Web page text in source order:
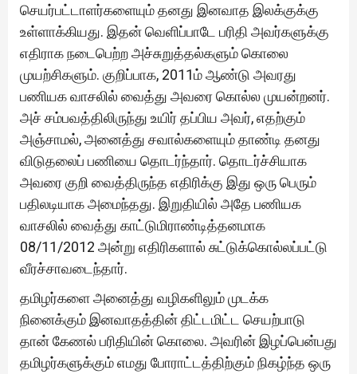
செயர்பட்டாளர்களையும் தனது இனவாத இலக்குக்கு
உள்ளாக்கியது. இதன் வெளிப்பாடே பரிதி அவர்களுக்கு
எதிராக நடைபெற்ற அச்சுறுத்தல்களும் கொலை
முயற்சிகளும். குறிப்பாக, 2011ம் ஆண்டு அவரது
பணியக வாசலில் வைத்து அவரை கொல்ல முயன்றனர்.
அச் சம்பவத்திலிருந்து உயிர் தப்பிய அவர், எதற்கும்
அஞ்சாமல், அனைத்து சவால்களையும் தாண்டி தனது
விடுதலைப் பணியை தொடர்ந்தார். தொடர்ச்சியாக
அவரை குறி வைத்திருந்த எதிரிக்கு இது ஒரு பெரும்
பதிலடியாக அமைந்தது. இறுதியில் அதே பணியக
வாசலில் வைத்து காட்டுமிராண்டித்தனமாக
08/11/2012 அன்று எதிரிகளால் சுட்டுக்கொல்லப்பட்டு
வீரச்சாவடைந்தார்.
தமிழர்களை அனைத்து வழிகளிலும் முடக்க
நினைக்கும் இனவாதத்தின் திட்டமிட்ட செயற்பாடு
தான் கேணல் பரிதியின் கொலை. அவரின் இழப்பென்பது
தமிழர்களுக்கும் எமது போராட்டத்திற்கும் நிகழ்ந்த ஒரு